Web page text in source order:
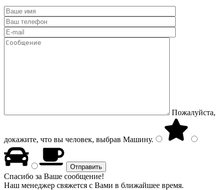
Пожалуйста,
докажите, что вы человек, выбрав Машину.
Спасибо за Ваше сообщение!
Наш менеджер свяжется с Вами в ближайшее время.